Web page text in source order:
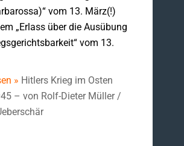
vom 13. März(!)
„Erlass über die Ausübung
vom 13.
» Hitlers Krieg im Osten
– von Rolf-Dieter Müller /